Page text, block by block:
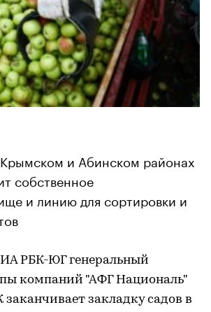
и Абинском районах
собственное
и линию для сортировки и
ИА РБК-ЮГ генеральный
компаний "АФГ Националь"
закладку садов в